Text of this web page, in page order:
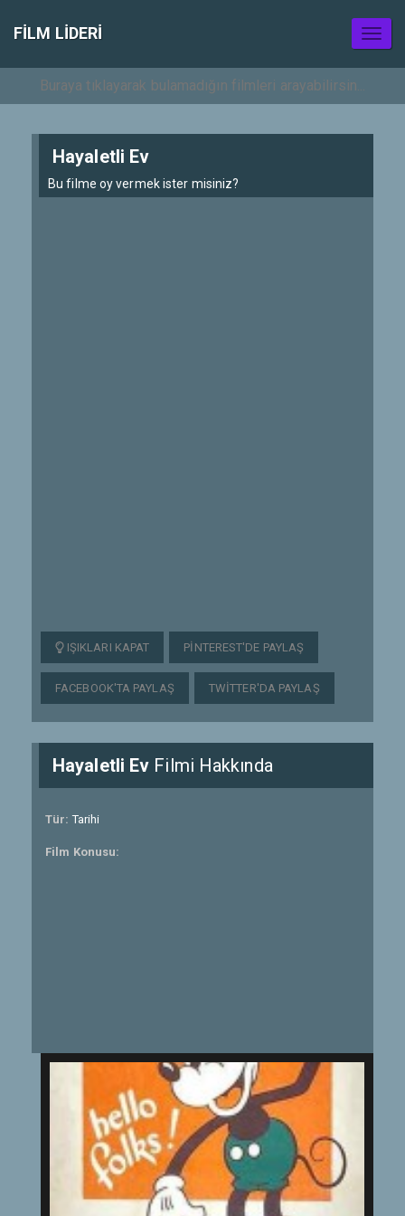
FILM LIDERI
Hayaletli Ev
Bu filme oy vermek ister misiniz?
IŞIKLARI KAPAT PINTEREST'DE PAYLAŞ
FACEBOOK'TA PAYLAŞ TWITTER'DA PAYLAŞ
Hayaletli Ev Filmi Hakkında
Tür: Tarihi
Film Konusu: